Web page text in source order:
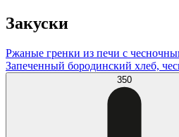
Закуски
Ржаные гренки из печи с
Запеченный бородинский хлеб,
350